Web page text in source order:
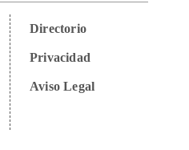
Directorio
Privacidad
Aviso Legal